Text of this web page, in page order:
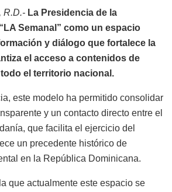
R.D.- La Presidencia de la
Semanal” como un espacio
y diálogo que fortalece la
el acceso a contenidos de
el territorio nacional.
este modelo ha permitido consolidar
y un contacto directo entre el
que facilita el ejercicio del
un precedente histórico de
en la República Dominicana.
que actualmente este espacio se